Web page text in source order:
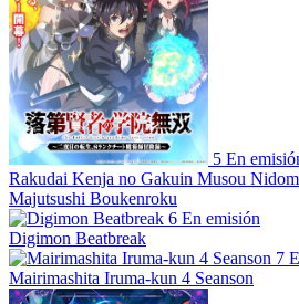
5 En
Rakudai Kenja no Gakuin Musou
Majutsushi Boukenroku
6 En emisión
Digimon Beatbreak
7
Mairimashita Iruma-kun 4 Seanson